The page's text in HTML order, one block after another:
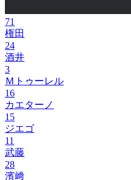
71
権田
24
酒井
3
Ｍトゥーレル
16
カエターノ
15
ジエゴ
11
武藤
28
濱﨑